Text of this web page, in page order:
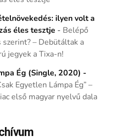
ilyen volt a
éles tesztje - Belépő
szerint? – Debütáltak a
jegyek a Tixa-n!
Ég (Single, 2020) -
Egyetlen Lámpa Ég” –
első magyar nyelvű dala